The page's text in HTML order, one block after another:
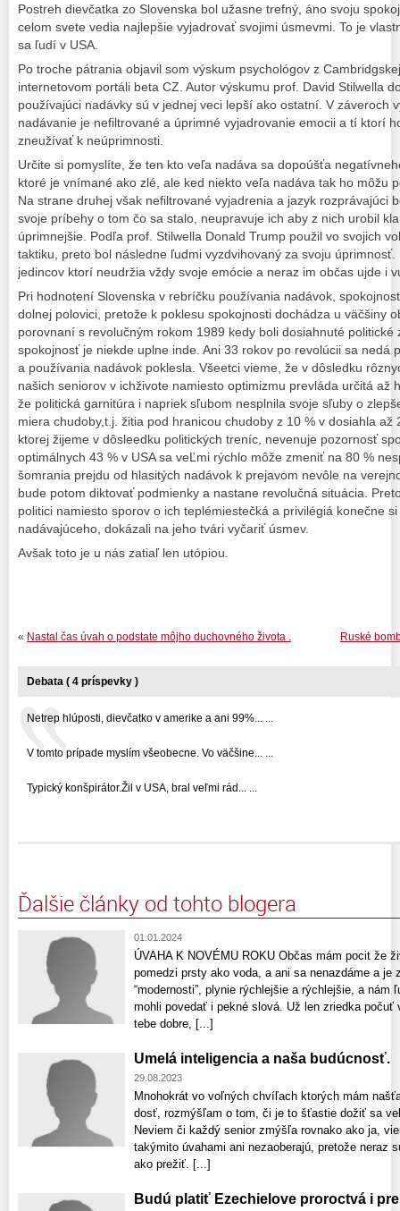
Postreh dievčatka zo Slovenska bol užasne trefný, áno svoju
celom svete vedia najlepšie vyjadrovať svojimi úsmevmi. To je
sa ľudí v USA.
Po troche pátrania objavil som výskum psychológov z
internetovom portáli beta CZ. Autor výskumu prof. David Stilwella
používajúci nadávky sú v jednej veci lepší ako ostatní. V záveroch
nadávanie je nefiltrované a úprimné vyjadrovanie emocii a tí ktorí
zneužívať k neúprimnosti.
Určite si pomyslíte, že ten kto veľa nadáva sa dopoúšťa
ktoré je vnímané ako zlé, ale ked niekto veľa nadáva tak ho môžu
Na strane druhej však nefiltrované vyjadrenia a jazyk rozprávajúci
svoje príbehy o tom čo sa stalo, neupravuje ich aby z nich urobil
úprimnejšie. Podľa prof. Stilwella Donald Trump použil vo svojich
taktiku, preto bol následne ľudmi vyzdvihovaný za svoju
jedincov ktorí neudržia vždy svoje emócie a neraz im občas ujde i
Pri hodnotení Slovenska v rebríčku používania nadávok,
dolnej polovici, pretože k poklesu spokojnosti dochádza u väčšiny
porovnaní s revolučným rokom 1989 kedy boli dosiahnuté politické
spokojnosť je niekde uplne inde. Ani 33 rokov po revolúcii sa nedá
a používania nadávok poklesla. Všeetci vieme, že v dôsledku
našich seniorov v ichživote namiesto optimizmu prevláda určitá až
že politická garnitúra i napriek sľubom nesplnila svoje sľuby o
miera chudoby,t.j. žitia pod hranicou chudoby z 10 % v dosiahla až
ktorej žijeme v dôsleedku politických treníc, nevenuje pozornosť
optimálnych 43 % v USA sa veĽmi rýchlo môže zmeniť na 80 %
šomrania prejdu od hlasitých nadávok k prejavom nevôle na
bude potom diktovať podmienky a nastane revolučná situácia.
politici namiesto sporov o ich teplémiestečká a privilégiá konečne
nadávajúceho, dokázali na jeho tvári vyčariť úsmev.
Avšak toto je u nás zatiaľ len utópiou.
Ruské
« Nastal čas úvah o podstate môjho duchovného života .
Debata ( 4 príspevky )
Netrep hlúposti, dievčatko v amerike a ani 99%... ...
V tomto prípade myslím všeobecne. Vo väčšine... ...
Typický konšpirátor.Žil v USA, bral veľmi rád... ...
Ďalšie články od tohto blogera
01.01.2024
ÚVAHA K NOVÉMU ROKU Občas mám pocit že
pomedzi prsty ako voda, a ani sa nenazdáme a je
“modernosti”, plynie rýchlejšie a rýchlejšie, a
mohli povedať i pekné slová. Už len zriedka
tebe dobre, [...]
Umelá inteligencia a naša budúcnosť.
29.08.2023
Mnohokrát vo voľných chvíľach ktorých mám
dosť, rozmýšľam o tom, či je to šťastie dožiť sa
Neviem či každý senior zmýšľa rovnako ako ja,
takýmito úvahami ani nezaoberajú, pretože neraz
ako prežiť. [...]
Budú platiť Ezechielove proroctvá i